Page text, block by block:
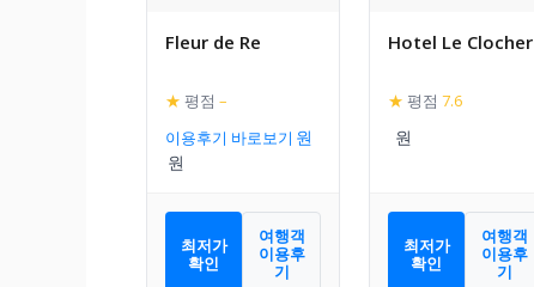
Fleur de Re
★ 평점 –
이용후기 바로보기
최저가
확인
여행객
이용후
기
Hotel Le Clocher
★ 평점 7.6
최저가
확인
여행객
이용후
기